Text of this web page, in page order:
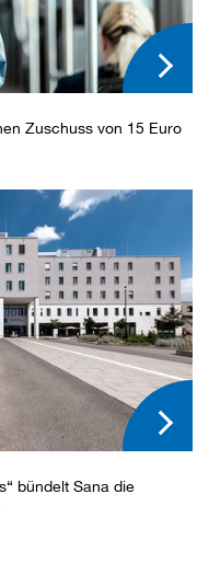
Zuschuss von 15 Euro
bündelt Sana die